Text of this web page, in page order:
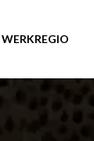
WERKREGIO